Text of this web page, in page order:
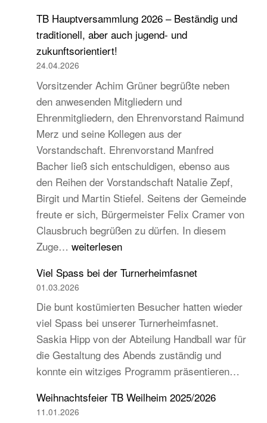
beim
des
TB Hauptversammlung 2026 – Beständig und
traditionell, aber auch jugend- und
zukunftsorientiert!
24.04.2026
Vorsitzender Achim Grüner begrüßte neben
den anwesenden Mitgliedern und
Ehrenmitgliedern, den Ehrenvorstand Raimund
Merz und seine Kollegen aus der
Vorstandschaft. Ehrenvorstand Manfred
Bacher ließ sich entschuldigen, ebenso aus
den Reihen der Vorstandschaft Natalie Zepf,
Birgit und Martin Stiefel. Seitens der Gemeinde
freute er sich, Bürgermeister Felix Cramer von
Clausbruch begrüßen zu dürfen. In diesem
Zuge… TB
2026
–
Beständig
und
traditionell,
aber
auch
jugend-
und
weiterlesen
Viel Spass bei der Turnerheimfasnet
01.03.2026
Die bunt kostümierten Besucher hatten wieder
viel Spass bei unserer Turnerheimfasnet.
Saskia Hipp von der Abteilung Handball war für
die Gestaltung des Abends zuständig und
konnte ein witziges Programm präsentieren…
Weihnachtsfeier TB Weilheim 2025/2026
11.01.2026